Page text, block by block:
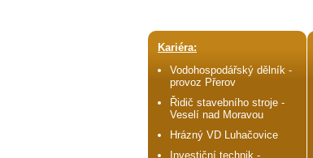
Kariéra:
Vodohospodářský dělník -
provoz Přerov
Řidič stavebního stroje -
Veselí nad Moravou
Hrázný VD Luhačovice
Investiční technik -